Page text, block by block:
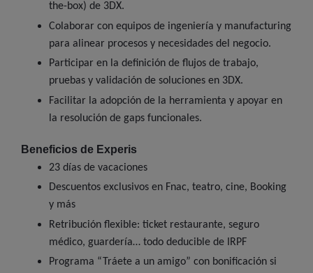
the-box) de 3DX.
Colaborar con equipos de ingeniería y manufacturing
para alinear procesos y necesidades del negocio.
Participar en la definición de flujos de trabajo,
pruebas y validación de soluciones en 3DX.
Facilitar la adopción de la herramienta y apoyar en
la resolución de gaps funcionales.
Beneficios de Experis
23 días de vacaciones
Descuentos exclusivos en Fnac, teatro, cine, Booking
y más
Retribución flexible: ticket restaurante, seguro
médico, guardería… todo deducible de IRPF
Programa “Tráete a un amigo” con bonificación si